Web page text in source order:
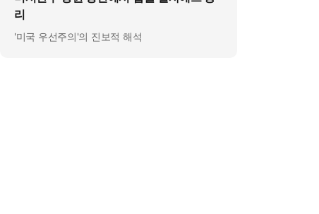
리
'미국 우선주의'의 진보적 해석